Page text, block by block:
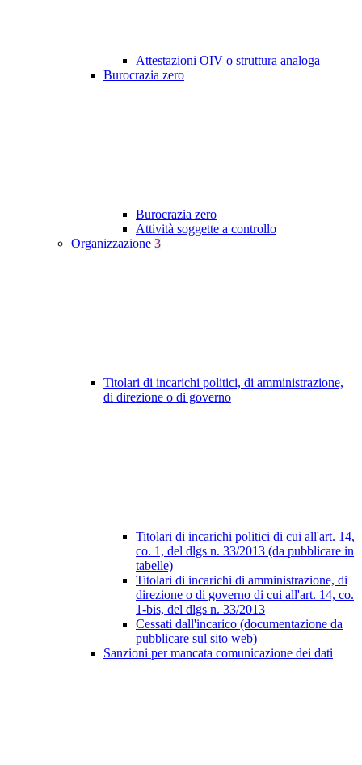
Attestazioni OIV o struttura analoga
Burocrazia zero
Burocrazia zero
Attività soggette a controllo
Organizzazione 3
Titolari di incarichi politici, di amministrazione,
di direzione o di governo
Titolari di incarichi politici di cui all'art. 14,
co. 1, del dlgs n. 33/2013 (da pubblicare in
tabelle)
Titolari di incarichi di amministrazione, di
direzione o di governo di cui all'art. 14, co.
1-bis, del dlgs n. 33/2013
Cessati dall'incarico (documentazione da
pubblicare sul sito web)
Sanzioni per mancata comunicazione dei dati